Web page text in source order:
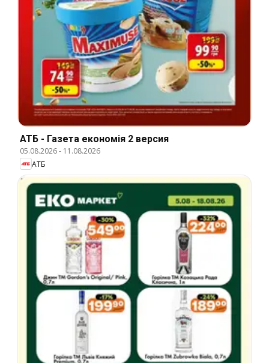
АТБ - Газета економія 2 версия
05.08.2026- 11.08.2026
АТБ